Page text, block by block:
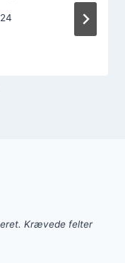
Krævede felter